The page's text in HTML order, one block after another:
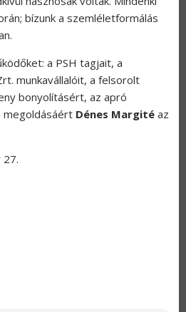
bízunk a szemléletformálás
a PSH tagjait, a
munkavállalóit, a felsorolt
bonyolításért, az apró
megoldásáért Dénes Margité az